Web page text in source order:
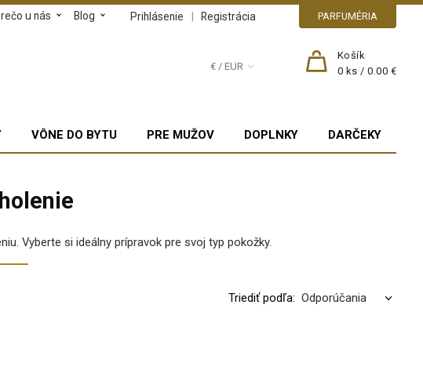
PARFUMÉRIA
Prihlásenie | Registrácia
u nás Blog
€ / EUR
Košík
0 ks /0.00 €
VÔNE DO BYTU PRE MUŽOV DOPLNKY DARČEKY
Vyberte si ideálny prípravok pre svoj typ pokožky.
Triediť podľa: